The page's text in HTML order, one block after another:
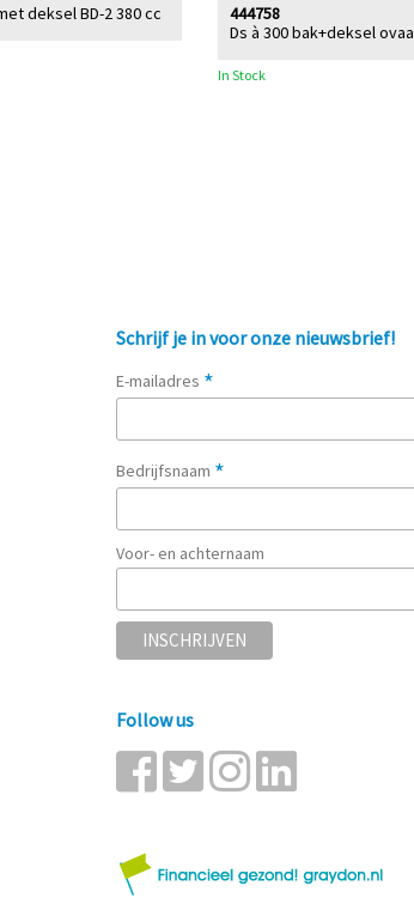
deksel BD-2 380 cc
Ds à 300 bak+deksel
444758
In Stock
Schrijf je in voor onze nieuwsbrief!
E-mailadres *
Bedrijfsnaam *
Voor- en achternaam
Follow us